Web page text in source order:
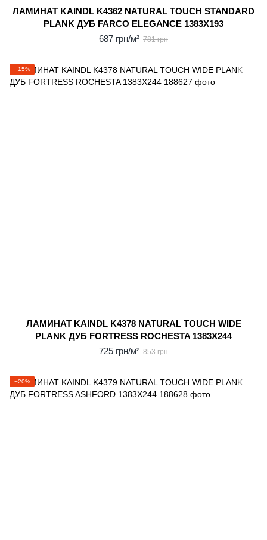
ЛАМИНАТ KAINDL K4362 NATURAL TOUCH STANDARD
PLANK ДУБ FARCO ELEGANCE 1383X193
687 грн/м² 781 грн
−15%
ЛАМИНАТ KAINDL K4378 NATURAL TOUCH WIDE
PLANK ДУБ FORTRESS ROCHESTA 1383X244
725 грн/м² 853 грн
−20%